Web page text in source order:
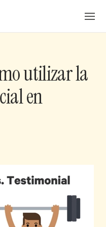
Productos
Soluciones
Precios
Solicita una reunion
ES
Iniciar Sesión
utilizar la
en